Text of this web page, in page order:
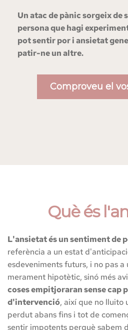
Un atac de pànic sorgeix de
persona que hagi
pot sentir por i ansietat
patir-ne un altre.
Comproveu el
Què és
L'ansietat és un sentiment de
referència a un estat
esdeveniments futurs, i no pas a
merament hipotètic, sinó més
coses empitjoraran sense cap
d'intervenció, així que no lluito
perdut abans fins i tot de
sentir impotents perquè sabem